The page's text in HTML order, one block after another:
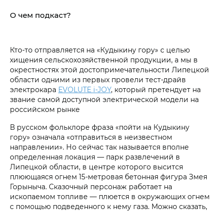
О чем подкаст?
Кто-то отправляется на «Кудыкину гору» с целью
хищения сельскохозяйственной продукции, а мы в
окрестностях этой достопримечательности Липецкой
области одними из первых провели тест-драйв
электрокара EVOLUTE i‑JOY, который претендует на
звание самой доступной электрической модели на
российском рынке
В русском фольклоре фраза «пойти на Кудыкину
гору» означала «отправиться в неизвестном
направлении». Но сейчас так называется вполне
определенная локация — парк развлечений в
Липецкой области, в центре которого высится
плюющаяся огнем 15‑метровая бетонная фигура Змея
Горыныча. Сказочный персонаж работает на
ископаемом топливе — плюется в окружающих огнем
с помощью подведенного к нему газа. Можно сказать,